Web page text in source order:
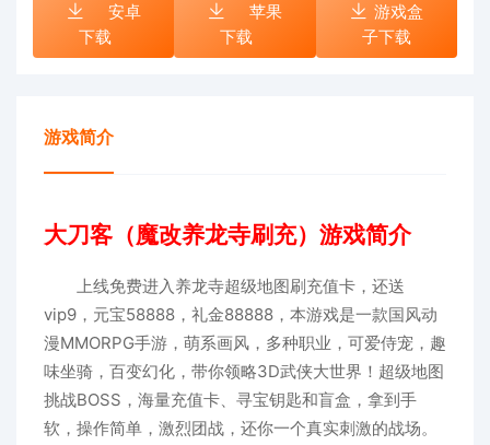
安卓
下载
苹果
下载
游戏盒
子下载
游戏简介
大刀客（魔改养龙寺刷充）游戏简介
上线免费进入养龙寺超级地图刷充值卡，还送
vip9，元宝58888，礼金88888，本游戏是一款国风动
漫MMORPG手游，萌系画风，多种职业，可爱侍宠，趣
味坐骑，百变幻化，带你领略3D武侠大世界！超级地图
挑战BOSS，海量充值卡、寻宝钥匙和盲盒，拿到手
软，操作简单，激烈团战，还你一个真实刺激的战场。